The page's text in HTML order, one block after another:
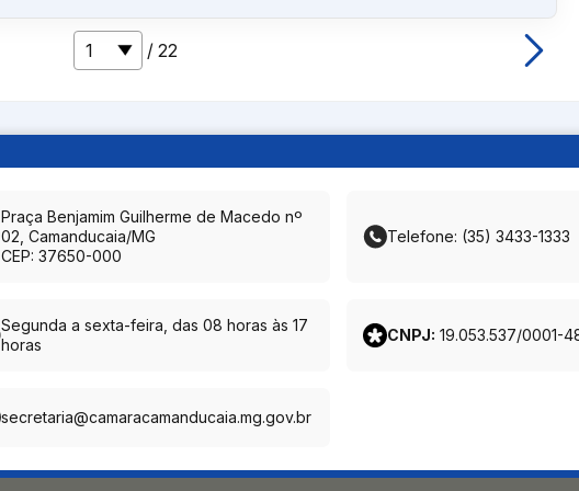
/ 22
Praça Benjamim Guilherme de Macedo nº
02, Camanducaia/MG
CEP: 37650-000
Telefone: (35) 3433-1333
Segunda a sexta-feira, das 08 horas às 17
horas
CNPJ: 19.053.537/0001-
secretaria@camaracamanducaia.mg.gov.br